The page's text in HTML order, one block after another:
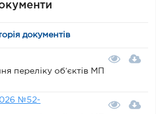
документів
переліку об’єктів МП
№52-